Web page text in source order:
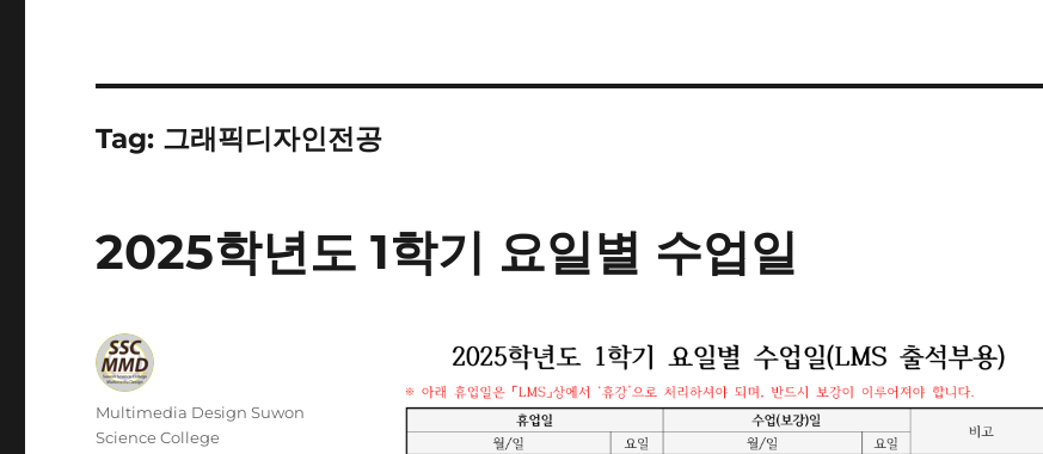
Tag: 그래픽디자인전공
2025학년도 1학기 요일별 수업일
Author
Multimedia Design Suwon
Science College